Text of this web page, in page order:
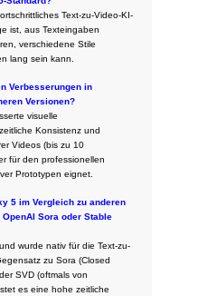
Text-zu-Video-KI-
ist, aus Texteingaben
verschiedene Stile
lang sein kann.
Verbesserungen in
Versionen?
visuelle
Konsistenz und
Videos (bis zu 10
für den professionellen
Prototypen eignet.
5 im Vergleich zu anderen
Sora oder Stable
wurde nativ für die Text-zu-
zu Sora (Closed
SVD (oftmals von
es eine hohe zeitliche